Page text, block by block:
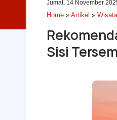
Jumat, 14 November
Home » Artikel »
Sisi